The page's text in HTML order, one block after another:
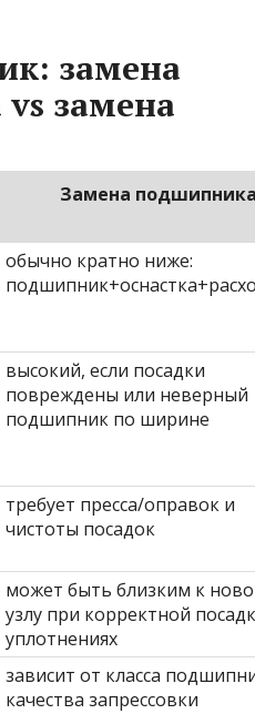
замена
замена
Замена
обычно кратно ниже:
высокий, если посадки
повреждены или неверный
подшипник по ширине
требует пресса/оправок и
чистоты посадок
может быть близким к
узлу при корректной
уплотнениях
зависит от класса
качества запрессовки